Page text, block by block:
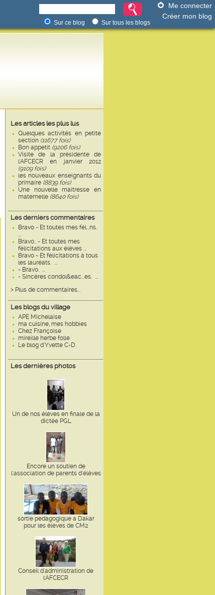
Me connecter
Créer mon blog
Sur ce blog Sur tous les blogs
Les articles les plus lus
Quelques activités en petite
section (11677 fois)
Bon appetit (9206 fois)
Visite de la présidente de
l'AFCECR en janvier 2012
(9109 fois)
les nouveaux enseignants du
primaire (8839 fois)
Une nouvelle maitresse en
maternelle (8640 fois)
Les derniers commentaires
Bravo - Et toutes mes fél...ns.
...
Bravo.. - Et toutes mes
félicitations aux élèves ...
Bravo - Et félicitations à tous
les lauréats. ...
- Bravo. ...
- Sincères condol&eac...es. ...
> Plus de commentaires...
Les blogs du village
APE Michelaise
ma cuisine, mes hobbies
Chez Françoise
mireille herbe folle
Le blog d'Yvette C-D.
Les dernières photos
Un de nos élèves en finale de la
dictée PGL
Encore un soutien de
l'association de parents d'élèves
sortie pedagogique a Dakar
pour les élèves de CM2
Conseil d'administration de
l'AFCECR